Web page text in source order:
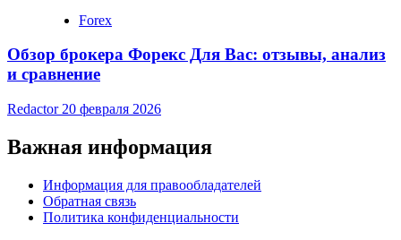
Forex
Обзор брокера Форекс Для Вас: отзывы, анализ
и сравнение
Redactor 20 февраля 2026
Важная информация
Информация для правообладателей
Обратная связь
Политика конфиденциальности